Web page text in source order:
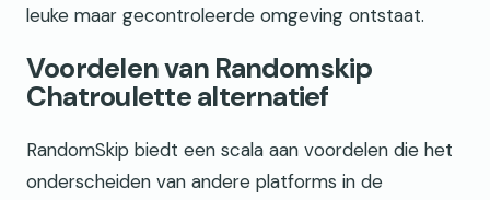
leuke maar gecontroleerde omgeving ontstaat.
Voordelen van Randomskip
Chatroulette alternatief
RandomSkip biedt een scala aan voordelen die het
onderscheiden van andere platforms in de